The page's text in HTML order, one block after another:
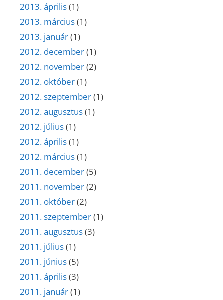
2013. április(1)
2013. március(1)
2013. január(1)
2012. december(1)
2012. november(2)
2012. október(1)
2012. szeptember(1)
2012. augusztus(1)
2012. július(1)
2012. április(1)
2012. március(1)
2011. december(5)
2011. november(2)
2011. október(2)
2011. szeptember(1)
2011. augusztus(3)
2011. július(1)
2011. június(5)
2011. április(3)
2011. január(1)